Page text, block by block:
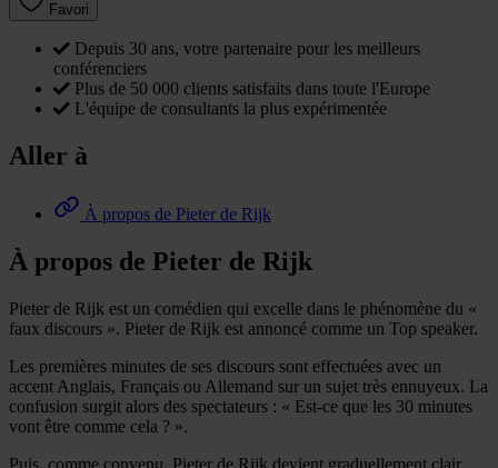
Favori
Depuis 30 ans, votre partenaire pour les meilleurs
conférenciers
Plus de 50 000 clients satisfaits dans toute l'Europe
L'équipe de consultants la plus expérimentée
Aller à
À propos de Pieter de Rijk
À propos de Pieter de Rijk
Pieter de Rijk est un comédien qui excelle dans le phénomène du «
faux discours ». Pieter de Rijk est annoncé comme un Top speaker.
Les premières minutes de ses discours sont effectuées avec un
accent Anglais, Français ou Allemand sur un sujet très ennuyeux. La
confusion surgit alors des spectateurs : « Est-ce que les 30 minutes
vont être comme cela ? ».
Puis, comme convenu, Pieter de Rijk devient graduellement clair